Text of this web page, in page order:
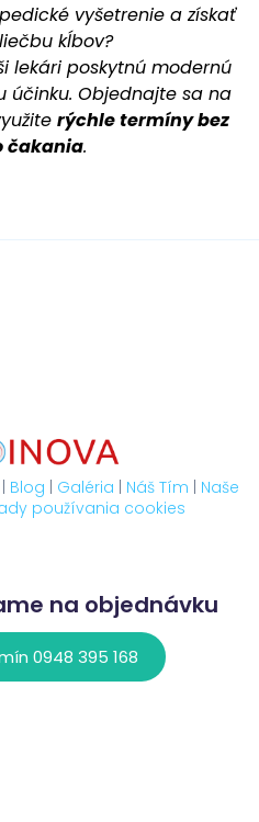
vyšetrenie a získať
kĺbov?
lekári poskytnú modernú
účinku. Objednajte sa na
rýchle termíny bez
čakania.
| Blog | Galéria | Náš Tím | Naše
používania cookies
na objednávku
0948 395 168